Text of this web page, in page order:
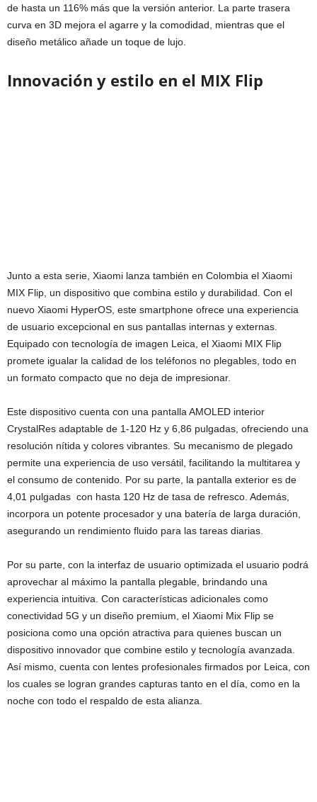
de hasta un 116% más que la versión anterior. La parte trasera
curva en 3D mejora el agarre y la comodidad, mientras que el
diseño metálico añade un toque de lujo.
Innovación y estilo en el MIX Flip
Junto a esta serie, Xiaomi lanza también en Colombia el Xiaomi
MIX Flip, un dispositivo que combina estilo y durabilidad. Con el
nuevo Xiaomi HyperOS, este smartphone ofrece una experiencia
de usuario excepcional en sus pantallas internas y externas.
Equipado con tecnología de imagen Leica, el Xiaomi MIX Flip
promete igualar la calidad de los teléfonos no plegables, todo en
un formato compacto que no deja de impresionar.
Este dispositivo cuenta con una pantalla AMOLED interior
CrystalRes adaptable de 1-120 Hz y 6,86 pulgadas, ofreciendo una
resolución nítida y colores vibrantes. Su mecanismo de plegado
permite una experiencia de uso versátil, facilitando la multitarea y
el consumo de contenido. Por su parte, la pantalla exterior es de
4,01 pulgadas con hasta 120 Hz de tasa de refresco. Además,
incorpora un potente procesador y una batería de larga duración,
asegurando un rendimiento fluido para las tareas diarias.
Por su parte, con la interfaz de usuario optimizada el usuario podrá
aprovechar al máximo la pantalla plegable, brindando una
experiencia intuitiva. Con características adicionales como
conectividad 5G y un diseño premium, el Xiaomi Mix Flip se
posiciona como una opción atractiva para quienes buscan un
dispositivo innovador que combine estilo y tecnología avanzada.
Así mismo, cuenta con lentes profesionales firmados por Leica, con
los cuales se logran grandes capturas tanto en el día, como en la
noche con todo el respaldo de esta alianza.